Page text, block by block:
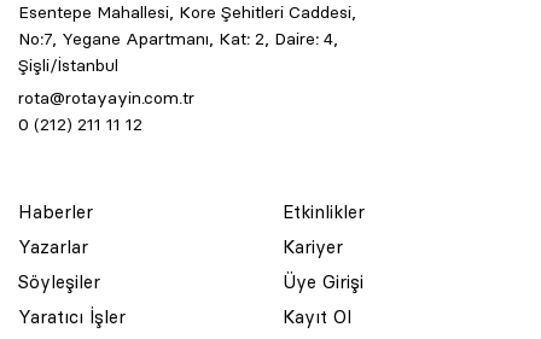
Esentepe Mahallesi, Kore Şehitleri Caddesi,
No:7, Yegane Apartmanı, Kat: 2, Daire: 4,
Şişli/İstanbul
rota@rotayayin.com.tr
0 (212) 211 11 12
Haberler
Yazarlar
Söyleşiler
Yaratıcı İşler
Etkinlikler
Kariyer
Üye Girişi
Kayıt Ol